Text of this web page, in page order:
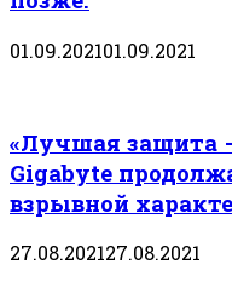
01.09.202101.09.2021
«Лучшая защита
Gigabyte
взрывной
27.08.202127.08.2021